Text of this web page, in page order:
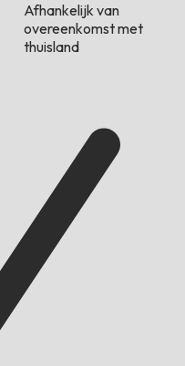
Afhankelijk van
overeenkomst met
thuisland